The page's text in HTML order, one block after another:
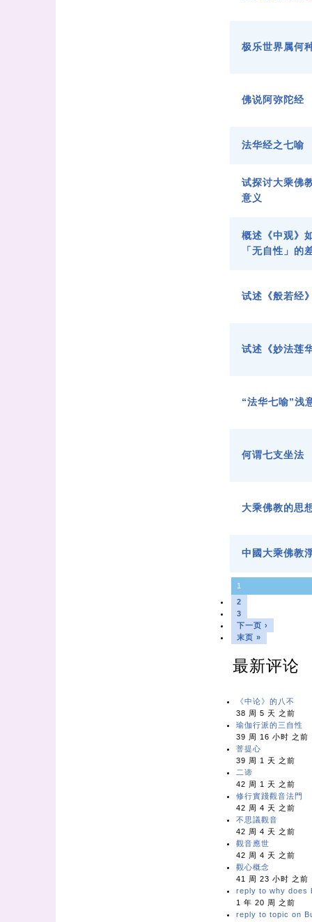
极乐世界属何
佛说阿弥陀经
法华经之七喻
试探讨大乘佛
意义
概述《中观》
「无自性」的
试述《般若经
试述《妙法莲
“法华七喻”浅
何谓七支坐法
大乘佛教的思
中國大乘佛教
1
2
3
下一页 ›
末页 »
最新评论
《中论》的八不
38 周 5 天 之前
瑜伽行派的三自性
39 周 16 小时 之前
菩提心
39 周 1 天 之前
二谛
42 周 1 天 之前
修行實踐觀音法門
42 周 4 天 之前
不思議觀音
42 周 4 天 之前
觀音應世
42 周 4 天 之前
觀心概念
41 周 23 小时 之前
reply to why does
1 年 20 周 之前
reply to topic on